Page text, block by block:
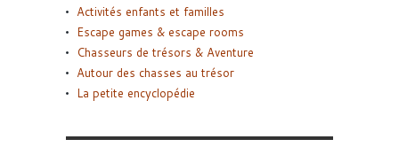
Activités enfants et familles
Escape games & escape rooms
Chasseurs de trésors & Aventure
Autour des chasses au trésor
La petite encyclopédie